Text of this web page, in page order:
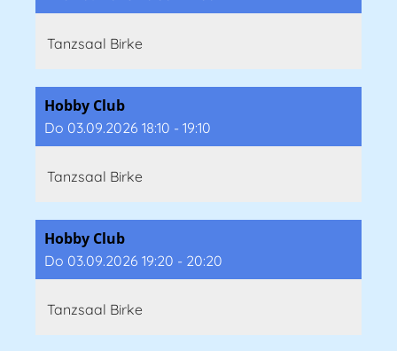
Tanzsaal Birke
Hobby Club
Do 03.09.2026 18:10 - 19:10
Tanzsaal Birke
Hobby Club
Do 03.09.2026 19:20 - 20:20
Tanzsaal Birke